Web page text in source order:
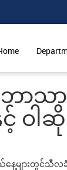
ဓဘ
ဝ
ေ့များတွင်သီ